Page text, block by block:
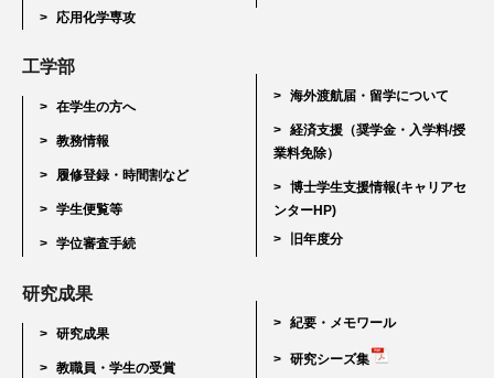
応用化学専攻
工学部
在学生の方へ
教務情報
履修登録・時間割など
学生便覧等
学位審査手続
海外渡航届・留学について
経済支援（奨学金・入学料/授
業料免除）
博士学生支援情報(キャリアセ
ンターHP)
旧年度分
研究成果
研究成果
教職員・学生の受賞
紀要・メモワール
研究シーズ集